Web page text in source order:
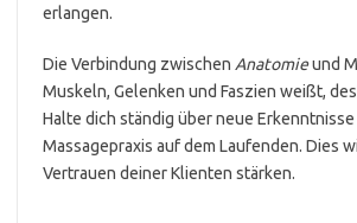
erlangen.
Die Verbindung zwischen Anatomieund
Muskeln, Gelenken und Faszien weißt,
Halte dich ständig über neue
Massagepraxis auf dem Laufenden. Dies
Vertrauen deiner Klienten stärken.